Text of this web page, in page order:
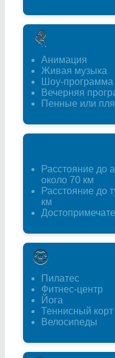
Анимация
Живая музыка
Шоу-программа
Вечерняя
Пенные или
Расстояние до
около 70 км
Расстояние до
км
Пилатес
Фитнес-центр
Йога
Теннисный корт
Велосипеды